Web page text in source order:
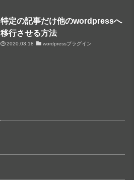
特定の記事だけ他のwordpressへ
移行させる方法
2020.03.18 wordpressプラグイン